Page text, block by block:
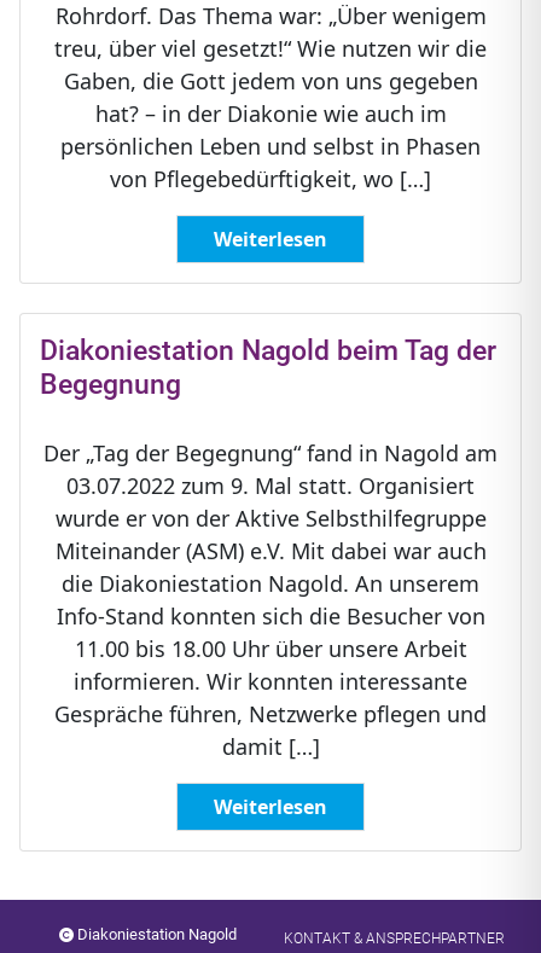
Rohrdorf. Das Thema war: „Über wenigem
treu, über viel gesetzt!“ Wie nutzen wir die
Gaben, die Gott jedem von uns gegeben
hat? – in der Diakonie wie auch im
persönlichen Leben und selbst in Phasen
von Pflegebedürftigkeit, wo […]
Weiterlesen
Diakoniestation Nagold beim Tag der
Begegnung
Der „Tag der Begegnung“ fand in Nagold am
03.07.2022 zum 9. Mal statt. Organisiert
wurde er von der Aktive Selbsthilfegruppe
Miteinander (ASM) e.V. Mit dabei war auch
die Diakoniestation Nagold. An unserem
Info-Stand konnten sich die Besucher von
11.00 bis 18.00 Uhr über unsere Arbeit
informieren. Wir konnten interessante
Gespräche führen, Netzwerke pflegen und
damit […]
Weiterlesen
Diakoniestation Nagold KONTAKT & ANSPRECHPARTNER